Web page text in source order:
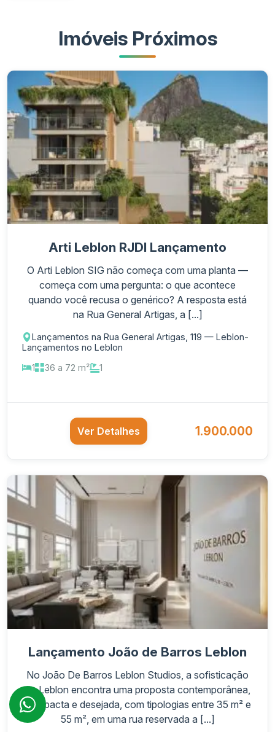
Imóveis Próximos
Arti Leblon RJDI Lançamento
O Arti Leblon SIG não começa com uma planta —
começa com uma pergunta: o que acontece
quando você recusa o genérico? A resposta está
na Rua General Artigas, a [...]
Lançamentos na Rua General Artigas, 119 — Leblon-
Lançamentos no Leblon
1
36 a 72 m² 1
Ver Detalhes 1.900.000
Lançamento João de Barros Leblon
No João De Barros Leblon Studios, a sofisticação
do Leblon encontra uma proposta contemporânea,
compacta e desejada, com tipologias entre 35 m² e
55 m², em uma rua reservada a [...]